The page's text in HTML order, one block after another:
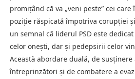
promițând că va „veni peste” cei care
poziție răspicată împotriva corupției
un semnal că liderul PSD este
celor onești, dar și pedepsirii celor
Această abordare duală, de
întreprinzători și de combatere a